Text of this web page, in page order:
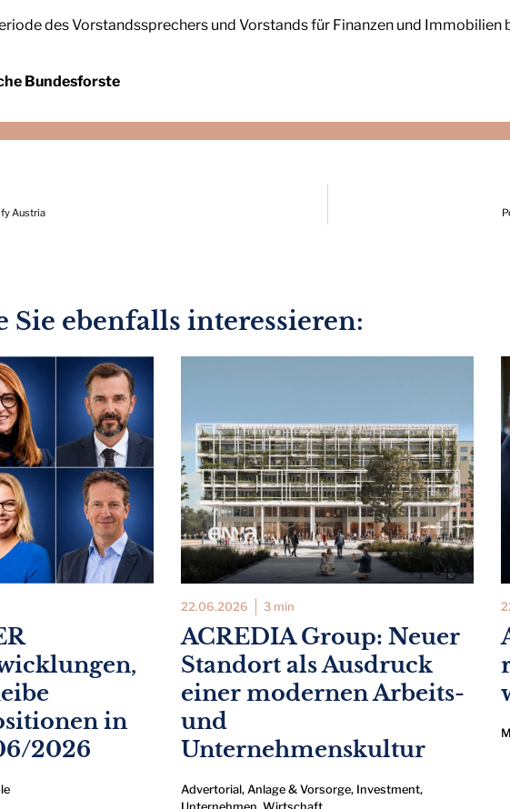
des Vorstandssprechers und Vorstands für Finanzen und
Bundesforste
Austria
Sie ebenfalls interessieren:
in
2026
22.06.2026 3 min
ACREDIA Group: Neuer
Standort als Ausdruck
einer modernen Arbeits-
und
Unternehmenskultur
Advertorial, Anlage & Vorsorge, Investment,